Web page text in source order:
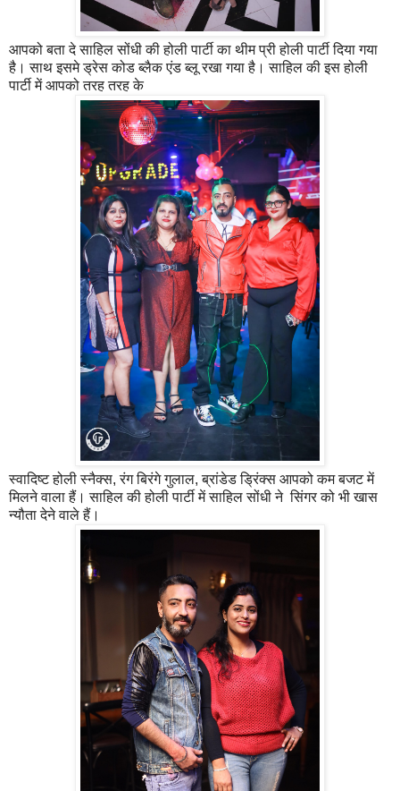
आपको बता दे साहिल सोंधी की होली पार्टी का थीम प्री होली पार्टी दिया गया
है। साथ इसमे ड्रेस कोड ब्लैक एंड ब्लू रखा गया है। साहिल की इस होली
पार्टी में आपको तरह तरह के
स्वादिष्ट होली स्नैक्स, रंग बिरंगे गुलाल, ब्रांडेड ड्रिंक्स आपको कम बजट में
मिलने वाला हैं। साहिल की होली पार्टी में साहिल सोंधी ने सिंगर को भी खास
न्यौता देने वाले हैं।